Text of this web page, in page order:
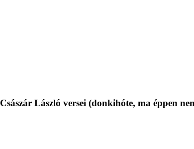
Császár László versei (donkihóte, ma éppen